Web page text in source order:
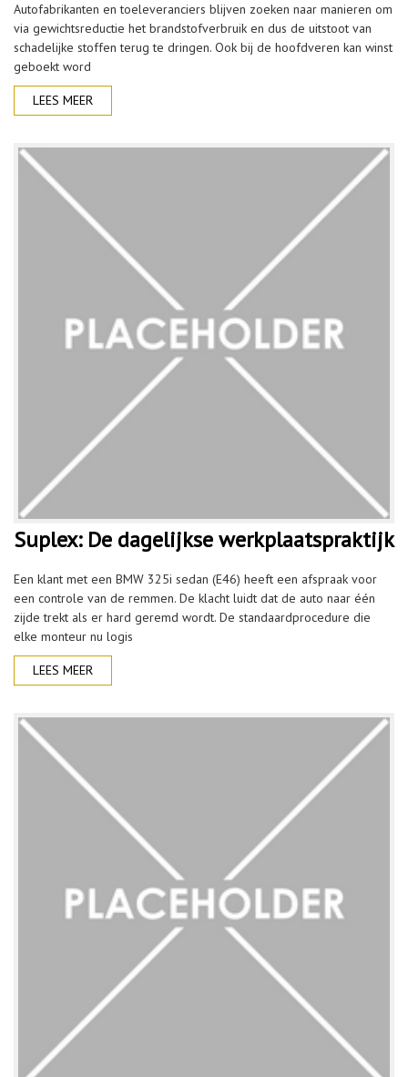
Autofabrikanten en toeleveranciers blijven zoeken naar manieren om
via gewichtsreductie het brandstofverbruik en dus de uitstoot van
schadelijke stoffen terug te dringen. Ook bij de hoofdveren kan winst
geboekt word
LEES MEER
Suplex: De dagelijkse werkplaatspraktijk
Een klant met een BMW 325i sedan (E46) heeft een afspraak voor
een controle van de remmen. De klacht luidt dat de auto naar één
zijde trekt als er hard geremd wordt. De standaardprocedure die
elke monteur nu logis
LEES MEER